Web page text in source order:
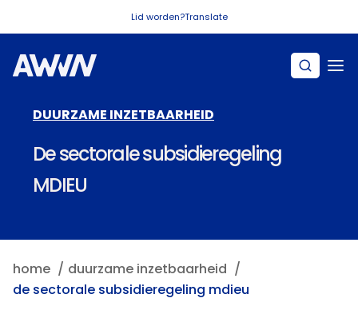
Lid worden?Translate
DUURZAME INZETBAARHEID
De sectorale subsidieregeling
MDIEU
home
duurzame inzetbaarheid
de sectorale subsidieregeling mdieu